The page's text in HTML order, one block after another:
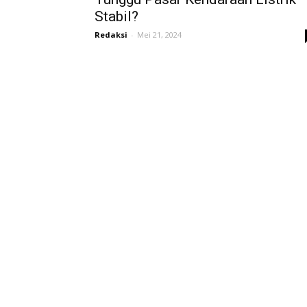
Stabil?
Redaksi - Mei 21, 2024